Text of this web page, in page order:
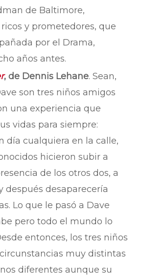
de Baltimore,
y prometedores, que
por el Drama,
años antes.
, de Dennis Lehane. Sean,
son tres niños amigos
una experiencia que
vidas para siempre:
día cualquiera en la calle,
hicieron subir a
de los otros dos, a
después desaparecería
Lo que le pasó a Dave
pero todo el mundo lo
entonces, los tres niños
muy distintas
diferentes aunque su